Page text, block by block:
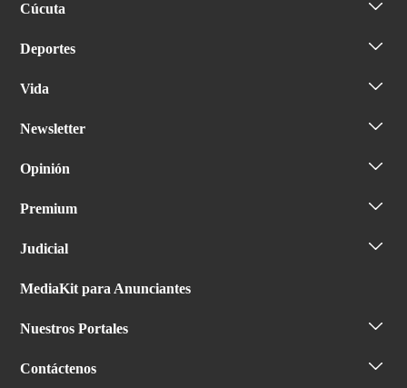
Cúcuta
Deportes
Vida
Newsletter
Opinión
Premium
Judicial
MediaKit para Anunciantes
Nuestros Portales
Contáctenos